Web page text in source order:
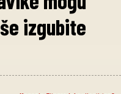
izgubite